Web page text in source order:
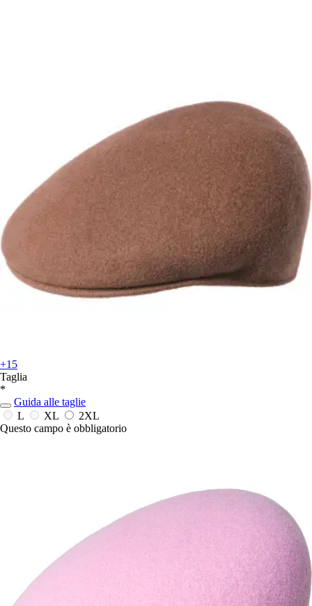
+15
Taglia
*
Guida alle taglie
L
XL
2XL
Questo campo è obbligatorio